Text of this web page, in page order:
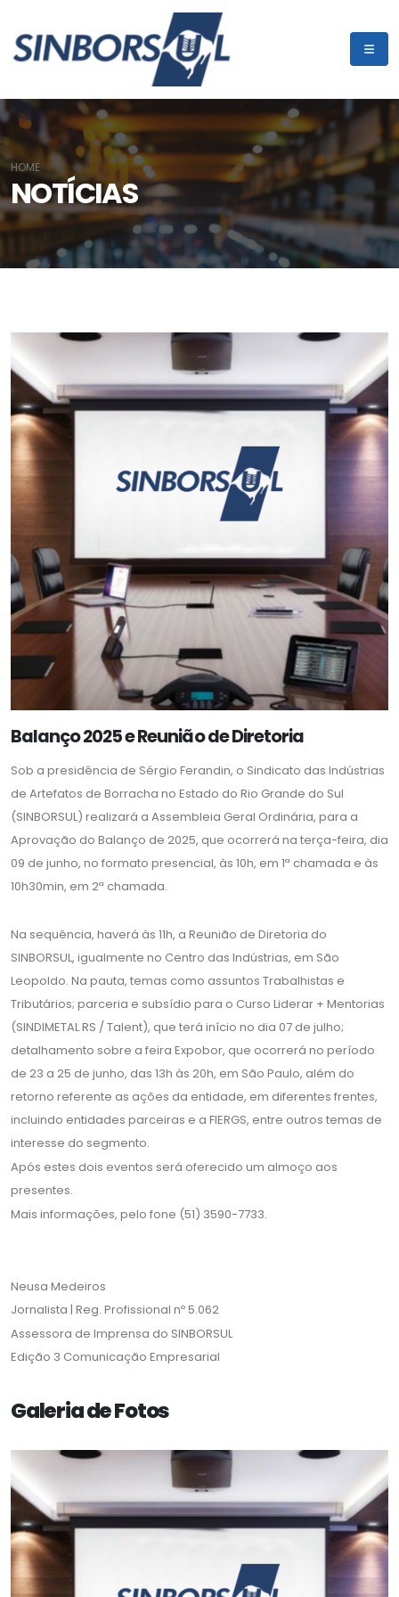
NOTÍCIAS
HOME
Balanço 2025 e Reunião de Diretoria
Sob a presidência de Sérgio Ferandin, o Sindicato das Indústrias
de Artefatos de Borracha no Estado do Rio Grande do Sul
(SINBORSUL) realizará a Assembleia Geral Ordinária, para a
Aprovação do Balanço de 2025, que ocorrerá na terça-feira, dia
09 de junho, no formato presencial, às 10h, em 1ª chamada e às
10h30min, em 2ª chamada.
Na sequência, haverá às 11h, a Reunião de Diretoria do
SINBORSUL, igualmente no Centro das Indústrias, em São
Leopoldo. Na pauta, temas como assuntos Trabalhistas e
Tributários; parceria e subsídio para o Curso Liderar + Mentorias
(SINDIMETAL RS / Talent), que terá início no dia 07 de julho;
detalhamento sobre a feira Expobor, que ocorrerá no período
de 23 a 25 de junho, das 13h às 20h, em São Paulo, além do
retorno referente as ações da entidade, em diferentes frentes,
incluindo entidades parceiras e a FIERGS, entre outros temas de
interesse do segmento.
Após estes dois eventos será oferecido um almoço aos
presentes.
Mais informações, pelo fone (51) 3590-7733.
Neusa Medeiros
Jornalista | Reg. Profissional nº 5.062
Assessora de Imprensa do SINBORSUL
Edição 3 Comunicação Empresarial
Galeria de Fotos